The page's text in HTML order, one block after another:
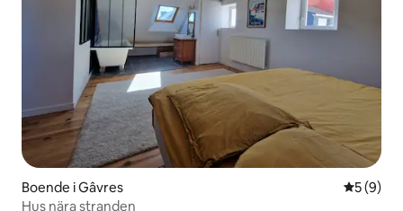
Boende i Gâvres 5 av 5 i
5 (9)
Hus nära stranden